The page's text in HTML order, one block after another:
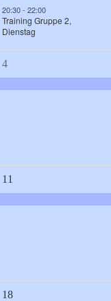
20:30- 22:00
Training Gruppe 2,
Dienstag
1
Veranstaltung,
4
1
Veranstaltung,
11
118